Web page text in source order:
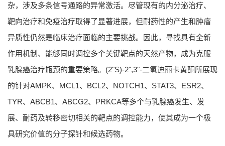
杂，涉及多条信号通路的异常激活。尽管现有的内分泌治疗、
靶向治疗和免疫治疗取得了显著进展，但耐药性的产生和肿瘤
异质性仍然是临床治疗面临的主要挑战。因此，寻找具有全新
作用机制、能够同时调控多个关键靶点的天然产物，成为克服
乳腺癌治疗瓶颈的重要策略。(2"S)-2",3"-二氢迪丽卡黄酮所展现
的针对AMPK、MCL1、BCL2、NOTCH1、STAT3、ESR2、
TYR、ABCB1、ABCG2、PRKCA等多个与乳腺癌发生、发
展、耐药及转移密切相关的靶点的调控能力，使其成为一个极
具研究价值的分子探针和候选药物。